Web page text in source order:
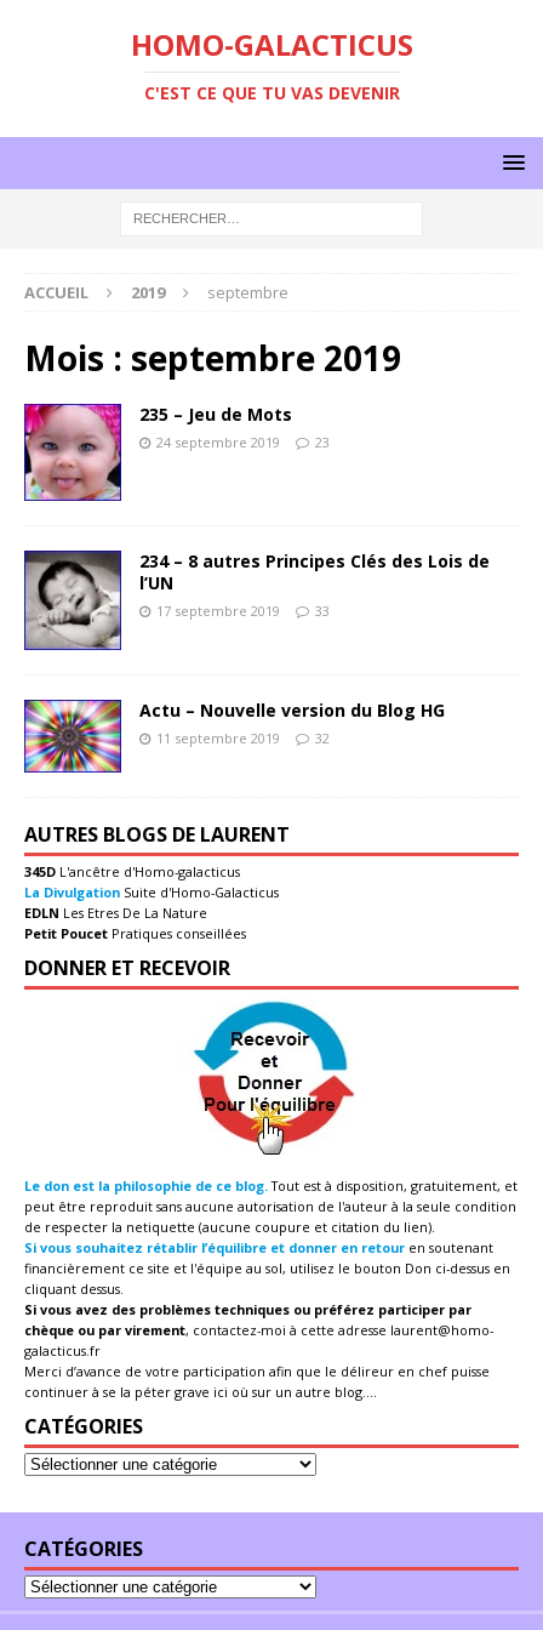
HOMO-GALACTICUS
C'EST CE QUE TU VAS DEVENIR
ACCUEIL 2019 septembre
Mois : septembre 2019
235 – Jeu de Mots
24 septembre 2019 23
234 – 8 autres Principes Clés des Lois de
l’UN
17 septembre 2019 33
Actu – Nouvelle version du Blog HG
11 septembre 2019 32
AUTRES BLOGS DE LAURENT
345D L'ancêtre d'Homo-galacticus
La Divulgation Suite d'Homo-Galacticus
EDLN Les Etres De La Nature
Petit Poucet Pratiques conseillées
DONNER ET RECEVOIR
Le don est la philosophie de ce blog.Tout est à disposition, gratuitement, et
peut être reproduit sans aucune autorisation de l'auteur à la seule condition
de respecter la netiquette (aucune coupure et citation du lien).
Si vous souhaitez rétablir l’équilibre et donner en retour en soutenant
financièrement ce site et l'équipe au sol, utilisez le bouton Don ci-dessus en
cliquant dessus.
Si vous avez des problèmes techniques ou préférez participer par
chèque ou par virement, contactez-moi à cette adresse laurent@homo-
galacticus.fr
Merci d’avance de votre participation afin que le délireur en chef puisse
continuer à se la péter grave ici où sur un autre blog....
CATÉGORIES
CATÉGORIES